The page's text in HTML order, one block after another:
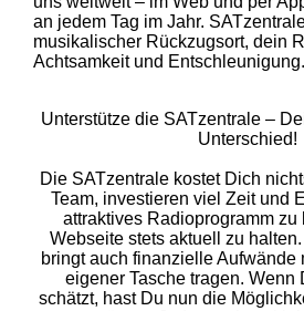
an jedem Tag im Jahr.
musikalischer Rückzugsort, dein
Achtsamkeit und Entschleunigung.
Unterstütze die SATzentrale –
Unterschied!
Die SATzentrale kostet Dich
Team, investieren viel Zeit und
attraktives Radioprogramm
Webseite stets aktuell zu
bringt auch finanzielle Aufwände
eigener Tasche tragen. Wenn
schätzt, hast Du nun die